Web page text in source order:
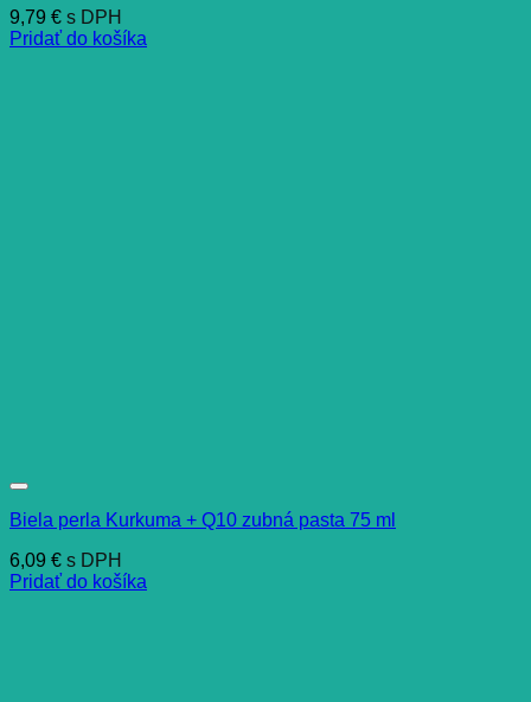
9,79 € s DPH
Pridať do košíka
Biela perla Kurkuma + Q10 zubná pasta 75 ml
6,09 € s DPH
Pridať do košíka